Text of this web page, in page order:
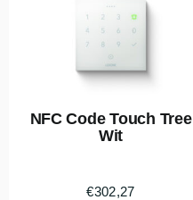
NFC Code Touch Tree
Wit
€302,27